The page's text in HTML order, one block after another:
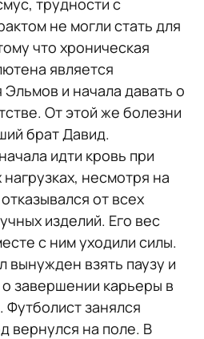
не могли стать для
что хроническая
является
и начала давать о
От этой же болезни
брат Давид.
идти кровь при
несмотря на
от всех
изделий. Его вес
с ним уходили силы.
вынужден взять паузу и
завершении карьеры в
занялся
вернулся на поле. В